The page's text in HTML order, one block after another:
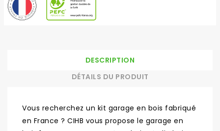
DESCRIPTION
DÉTAILS DU PRODUIT
Vous recherchez un kit garage en bois fabriqué
en France ? CIHB vous propose le garage en